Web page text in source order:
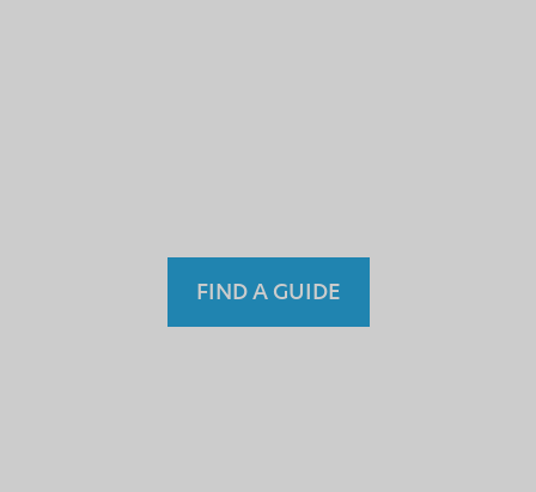
FIND A GUIDE